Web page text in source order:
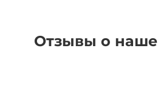
Отзывы о